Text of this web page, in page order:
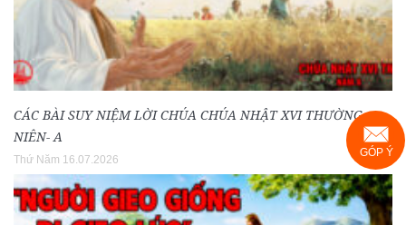
CÁC BÀI SUY NIỆM LỜI CHÚA CHÚA NHẬT XVI THƯỜNG
NIÊN- A
Thứ Năm 16.07.2026
GÓP Ý